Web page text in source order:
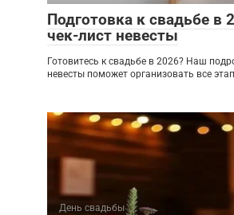
Подготовка к свадьбе в
чек-лист невесты
Готовитесь к свадьбе в 2026? Наш
невесты поможет организовать все
День свадьбы